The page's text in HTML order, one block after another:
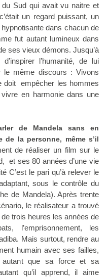
du Sud qui avait vu naitre et
un regard puissant, un
dans chacun de
fut autant lumineux dans
ses vieux démons. Jusqu’à
l’humanité, de lui
le même discours : Vivons
doit empêcher les hommes
en harmonie dans une
de Mandela sans en
de la personne, même s’il
de réaliser un film sur le
et ses 80 années d’une vie
C’est le pari qu’à relever le
sous le contrôle du
de Mandela). Après trente
le réalisateur a trouvé
trois heures les années de
l’emprisonnement, les
Mais surtout, rendre au
humain avec ses failles,
que sa force et sa
qu’il apprend, il aime